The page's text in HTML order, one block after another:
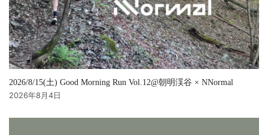
2026/8/15(土) Good Morning Run Vol.12@朝明渓谷 × NNormal
2026年8月4日